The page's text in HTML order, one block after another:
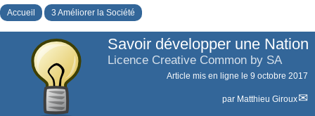
Accueil 3 Améliorer la Société
Savoir développer une Nation
Licence Creative Common by SA
Article mis en ligne le 9 octobre 2017
par Matthieu Giroux